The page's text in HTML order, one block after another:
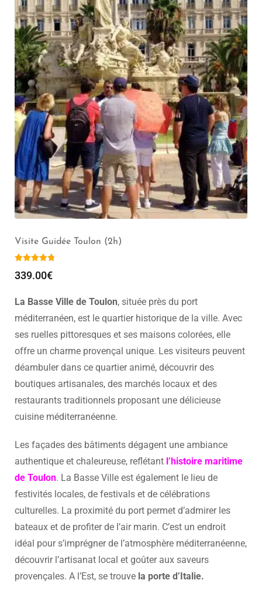
Visite de Toulon (2h) – Groupe de 1 à 20 pers
309.00€
La Basse Ville de Toulon, située près du port
méditerranéen, est le quartier historique de la ville. Avec
ses ruelles pittoresques et ses maisons colorées, elle
offre un charme provençal unique. Les visiteurs peuvent
déambuler dans ce quartier animé, découvrir des
boutiques artisanales, des marchés locaux et des
restaurants traditionnels proposant une délicieuse
cuisine méditerranéenne.
Les façades des bâtiments dégagent une ambiance
authentique et chaleureuse, reflétant l’histoire maritime
de Toulon. La Basse Ville est également le lieu de
festivités locales, de festivals et de célébrations
culturelles. La proximité du port permet d’admirer les
bateaux et de profiter de l’air marin. C’est un endroit
idéal pour s’imprégner de l’atmosphère méditerranéenne,
découvrir l’artisanat local et goûter aux saveurs
provençales. A l’Est, se trouve la porte d’Italie.